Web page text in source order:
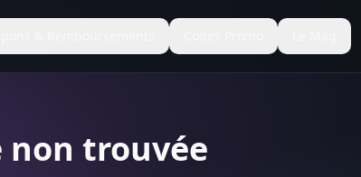
non trouvée